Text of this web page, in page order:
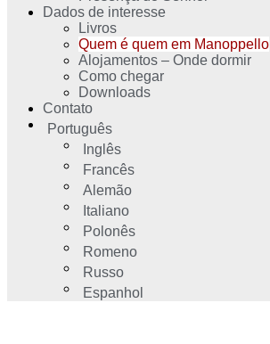
Dados de interesse
Livros
Quem é quem em Manoppello
Alojamentos – Onde dormir
Como chegar
Downloads
Contato
Português
Inglês
Francês
Alemão
Italiano
Polonês
Romeno
Russo
Espanhol